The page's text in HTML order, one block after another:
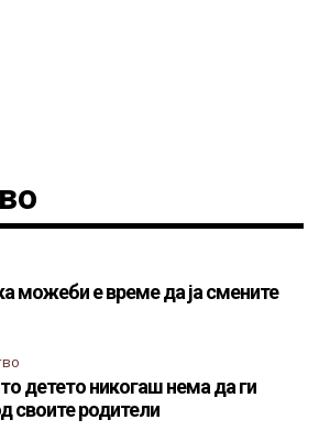
можеби е време да ја смените
детето никогаш нема да ги
своите родители